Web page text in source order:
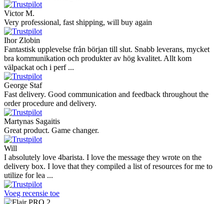
Victor M.
Very professional, fast shipping, will buy again
Ihor Zlobin
Fantastisk upplevelse från början till slut. Snabb leverans, mycket
bra kommunikation och produkter av hög kvalitet. Allt kom
välpackat och i perf ...
George Staf
Fast delivery. Good communication and feedback throughout the
order procedure and delivery.
Martynas Sagaitis
Great product. Game changer.
Will
I absolutely love 4barista. I love the message they wrote on the
delivery box. I love that they compiled a list of resources for me to
utilize for lea ...
Voeg recensie toe